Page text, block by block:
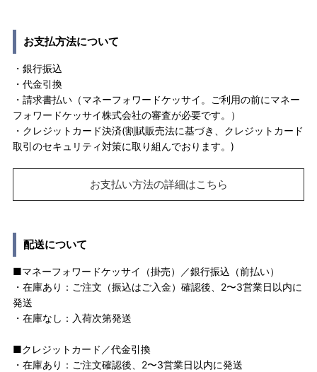
お支払方法について
・銀行振込
・代金引換
・請求書払い（マネーフォワードケッサイ。ご利用の前にマネー
フォワードケッサイ株式会社の審査が必要です。）
・クレジットカード決済(割賦販売法に基づき、クレジットカード
取引のセキュリティ対策に取り組んでおります。)
お支払い方法の詳細はこちら
配送について
■マネーフォワードケッサイ（掛売）／銀行振込（前払い）
・在庫あり：ご注文（振込はご入金）確認後、2〜3営業日以内に
発送
・在庫なし：入荷次第発送
■クレジットカード／代金引換
・在庫あり：ご注文確認後、2〜3営業日以内に発送